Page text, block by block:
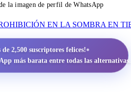
la imagen de perfil de WhatsApp
EN LA SOMBRA EN
de 2,500 suscriptores felices!•
más barata entre todas las alternativas.